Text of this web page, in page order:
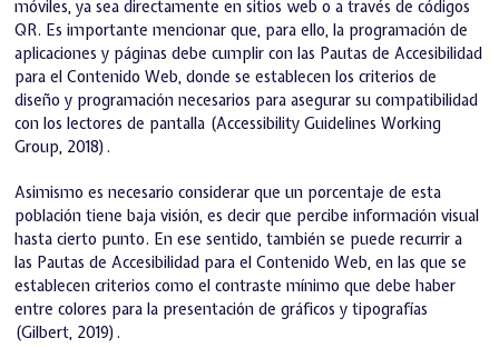
móviles, ya sea directamente en sitios web o a través de códigos
QR. Es importante mencionar que, para ello, la programación de
aplicaciones y páginas debe cumplir con las Pautas de Accesibilidad
para el Contenido Web, donde se establecen los criterios de
diseño y programación necesarios para asegurar su compatibilidad
con los lectores de pantalla (Accessibility Guidelines Working
Group, 2018).
Asimismo es necesario considerar que un porcentaje de esta
población tiene baja visión, es decir que percibe información visual
hasta cierto punto. En ese sentido, también se puede recurrir a
las Pautas de Accesibilidad para el Contenido Web, en las que se
establecen criterios como el contraste mínimo que debe haber
entre colores para la presentación de gráficos y tipografías
(Gilbert, 2019).